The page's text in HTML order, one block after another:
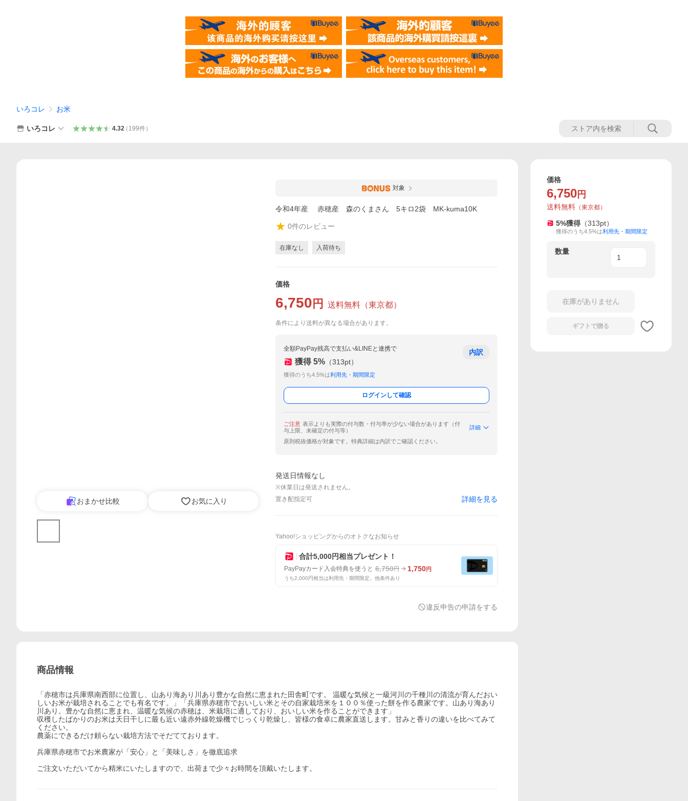
いろコレ お米
いろコレ 4.32（ 199件）
おまかせ比較 お気に入り
対象
令和4年産 赤穂産 森のくまさん 5キロ2袋 MK-kuma10K
0件のレビュー
在庫なし 入荷待ち
価格
6,750 円 送料無料 （東京都）
条件により送料が異なる場合があります。
全額PayPay残高で支払い&LINEと連携で
獲得 5% （313pt）
獲得のうち4.5%は利用先・期間限定
内訳
ログインして確認
ご注意 表示よりも実際の付与数・付与率が少ない場合があります（付
与上限、未確定の付与等）
詳細
原則税抜価格が対象です。特典詳細は内訳でご確認ください。
発送日情報なし
※休業日は発送されません。
置き配指定可
詳細を見る
Yahoo!ショッピングからのオトクなお知らせ
合計5,000円相当プレゼント！
PayPayカード入会特典を使うと 6,750円 1,750円
うち2,000円相当は利用先・期間限定。他条件あり
違反申告の申請をする
商品情報
「赤穂市は兵庫県南西部に位置し、山あり海あり川あり豊かな自然に恵まれた田舎町です。 温暖な気候と一級河川の千種川の清流が育んだおい
しいお米が栽培されることでも有名です。」「兵庫県赤穂市でおいしい米とその自家栽培米を１００％使った餅を作る農家です。山あり海あり
川あり。豊かな自然に恵まれ、温暖な気候の赤穂は、米栽培に適しており、おいしい米を作ることができます」
収穫したばかりのお米は天日干しに最も近い遠赤外線乾燥機でじっくり乾燥し、皆様の食卓に農家直送します。甘みと香りの違いを比べてみて
ください。
農薬にできるだけ頼らない栽培方法でそだてております。
兵庫県赤穂市でお米農家が「安心」と「美味しさ」を徹底追求
ご注文いただいてから精米にいたしますので、出荷まで少々お時間を頂戴いたします。
価格
6,750 円
送料無料 （東京都）
5%獲得 （313pt）
獲得のうち4.5%は利用先・期間限定
数量
在庫がありません
ギフトで贈る